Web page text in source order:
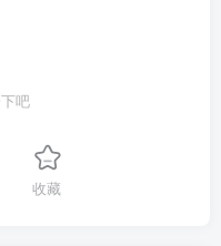
吧
收藏